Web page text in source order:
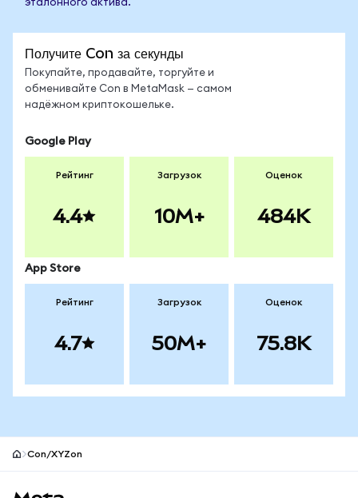
эталонного актива.
Получите Con за секунды
Покупайте, продавайте, торгуйте и
обменивайте Con в MetaMask — самом
надёжном криптокошельке.
Google Play
Рейтинг
4.4
Загрузок
10M+
Оценок
484K
App Store
Рейтинг
4.7
Загрузок
50M+
Оценок
75.8K
Con/XYZon